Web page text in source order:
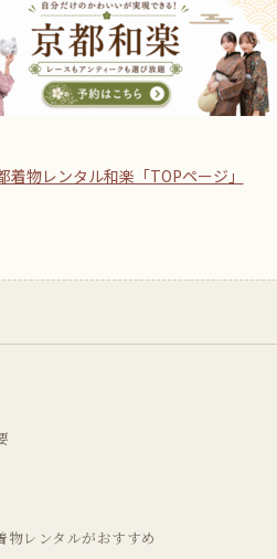
着物レンタル和楽「TOPページ」
レンタルがおすすめ